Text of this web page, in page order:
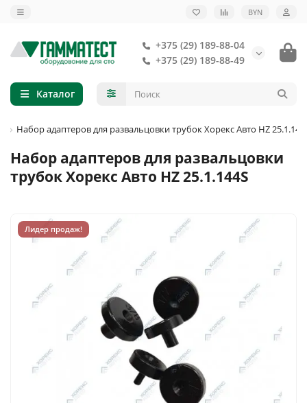
BYN
+375 (29) 189-88-04
+375 (29) 189-88-49
Каталог
Набор адаптеров для развальцовки трубок Хорекс Авто HZ
Набор адаптеров для развальцовки
трубок Хорекс Авто HZ 25.1.144S
Лидер продаж!